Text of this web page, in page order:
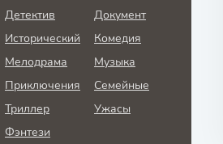
Детектив
Документ
Исторический
Комедия
Мелодрама
Музыка
Приключения
Семейные
Триллер
Ужасы
Фэнтези